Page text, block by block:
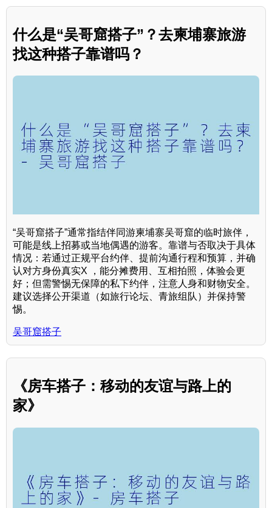
什么是“吴哥窟搭子”？去柬埔寨旅游
找这种搭子靠谱吗？
“吴哥窟搭子”通常指结伴同游柬埔寨吴哥窟的临时旅伴，
可能是线上招募或当地偶遇的游客。靠谱与否取决于具体
情况：若通过正规平台约伴、提前沟通行程和预算，并确
认对方身份真实X ，能分摊费用、互相拍照，体验会更
好；但需警惕无保障的私下约伴，注意人身和财物安全。
建议选择公开渠道（如旅行论坛、青旅组队）并保持警
惕。
吴哥窟搭子
《房车搭子：移动的友谊与路上的
家》